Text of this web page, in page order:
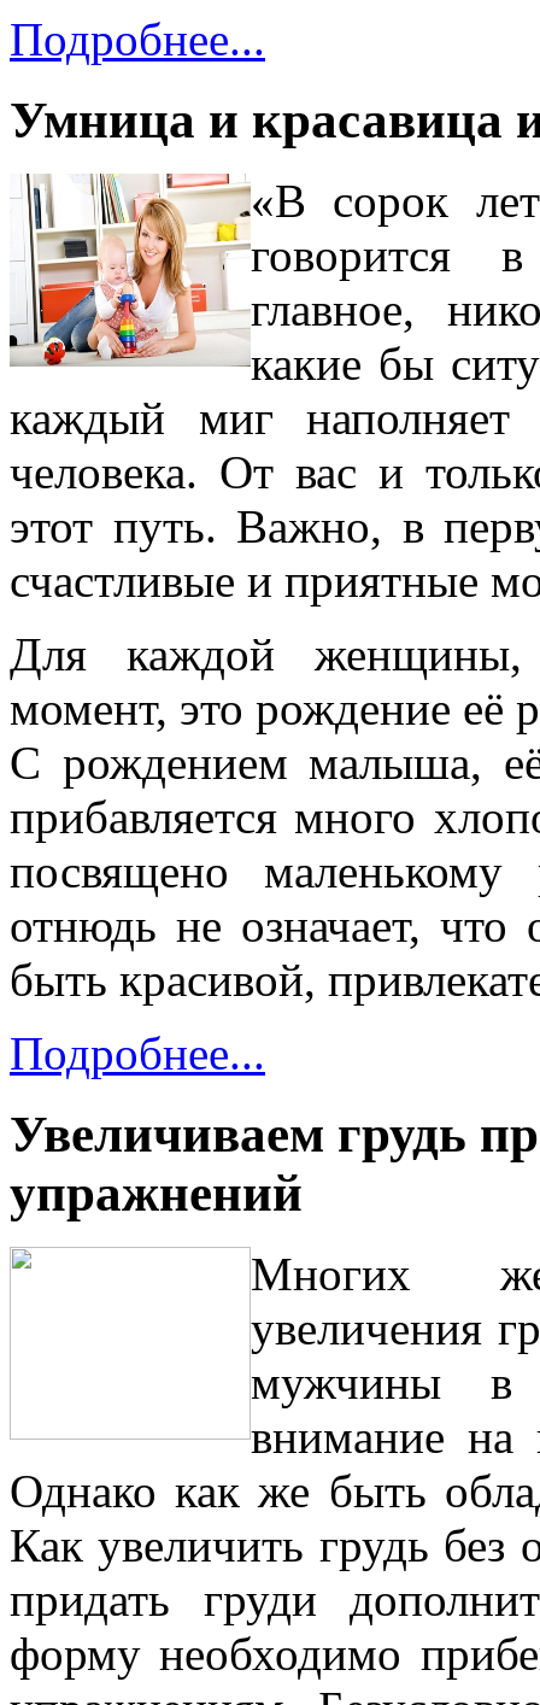
Подробнее...
Умница и красавица
«В сорок
говорится
главное,
какие бы
каждый миг
человека. От вас и
этот путь. Важно, в
счастливые и приятные
Для каждой
момент, это рождение её
С рождением малыша, её
прибавляется много
посвящено
отнюдь не означает,
быть красивой,
Подробнее...
Увеличиваем грудь
упражнений
Многих
увеличения
мужчины в
внимание
Однако как же быть
Как увеличить грудь
придать груди
форму необходимо